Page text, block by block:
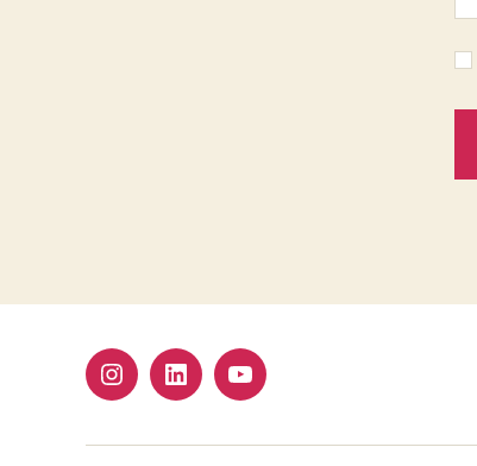
InstagramLinkedinYoutube